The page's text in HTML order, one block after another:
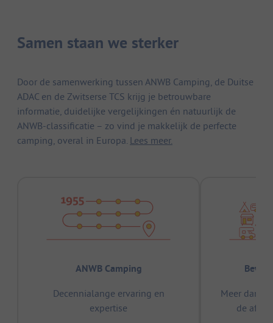
Samen staan we sterker
Door de samenwerking tussen ANWB Camping, de Duitse
ADAC en de Zwitserse TCS krijg je betrouwbare
informatie, duidelijke vergelijkingen én natuurlijk de
ANWB-classificatie – zo vind je makkelijk de perfecte
camping, overal in Europa. Lees meer.
ANWB Camping
Decennialange ervaring en
expertise
Meer dan
de